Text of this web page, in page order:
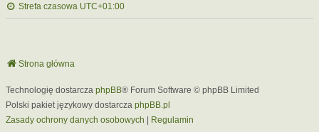
Strefa czasowa UTC+01:00
Strona główna
Technologię dostarcza phpBB® Forum Software © phpBB Limited
Polski pakiet językowy dostarcza phpBB.pl
Zasady ochrony danych osobowych
Regulamin